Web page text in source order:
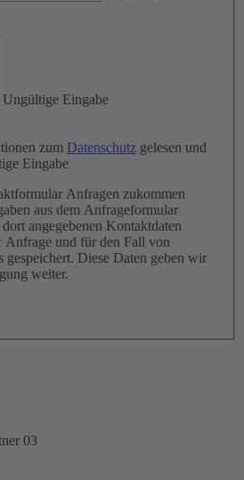
Ungültige Eingabe
zum Datenschutz gelesen und
Eingabe
Anfragen zukommen
aus dem Anfrageformular
angegebenen Kontaktdaten
Anfrage und für den Fall von
gespeichert. Diese Daten geben wir
weiter.